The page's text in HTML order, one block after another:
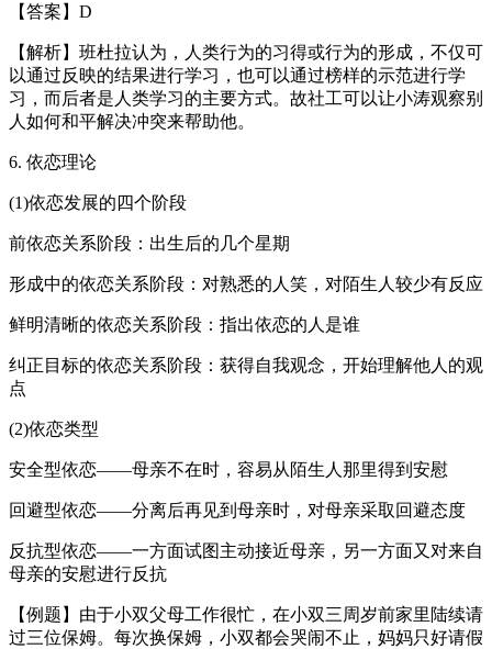
【答案】D
【解析】班杜拉认为，人类行为的习得或行为的形成，不仅可
以通过反映的结果进行学习，也可以通过榜样的示范进行学
习，而后者是人类学习的主要方式。故社工可以让小涛观察别
人如何和平解决冲突来帮助他。
6. 依恋理论
(1)依恋发展的四个阶段
前依恋关系阶段：出生后的几个星期
形成中的依恋关系阶段：对熟悉的人笑，对陌生人较少有反应
鲜明清晰的依恋关系阶段：指出依恋的人是谁
纠正目标的依恋关系阶段：获得自我观念，开始理解他人的观
点
(2)依恋类型
安全型依恋——母亲不在时，容易从陌生人那里得到安慰
回避型依恋——分离后再见到母亲时，对母亲采取回避态度
反抗型依恋——一方面试图主动接近母亲，另一方面又对来自
母亲的安慰进行反抗
【例题】由于小双父母工作很忙，在小双三周岁前家里陆续请
过三位保姆。每次换保姆，小双都会哭闹不止，妈妈只好请假